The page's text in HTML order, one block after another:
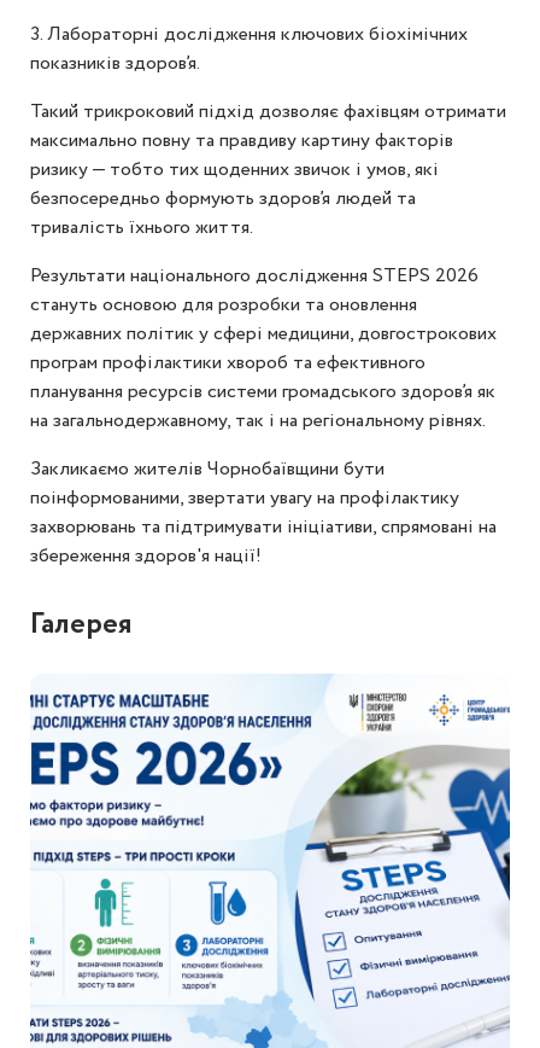
3. Лабораторні дослідження ключових біохімічних
показників здоров’я.
Такий трикроковий підхід дозволяє фахівцям отримати
максимально повну та правдиву картину факторів
ризику — тобто тих щоденних звичок і умов, які
безпосередньо формують здоров’я людей та
тривалість їхнього життя.
Результати національного дослідження STEPS 2026
стануть основою для розробки та оновлення
державних політик у сфері медицини, довгострокових
програм профілактики хвороб та ефективного
планування ресурсів системи громадського здоров’я як
на загальнодержавному, так і на регіональному рівнях.
Закликаємо жителів Чорнобаївщини бути
поінформованими, звертати увагу на профілактику
захворювань та підтримувати ініціативи, спрямовані на
збереження здоров'я нації!
Галерея